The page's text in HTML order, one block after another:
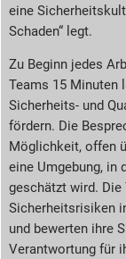
eine
Schaden“ legt.
Zu Beginn jedes
Teams 15 Minuten
Sicherheits- und
fördern. Die
Möglichkeit, offen
eine Umgebung, in
geschätzt wird.
Sicherheitsrisiken
und bewerten ihre
Verantwortung für